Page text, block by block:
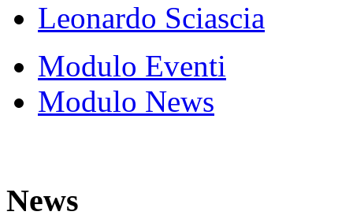
Leonardo Sciascia
Modulo Eventi
Modulo News
News